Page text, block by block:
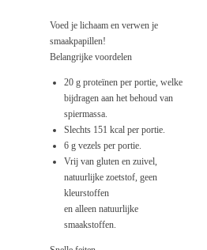
Voed je lichaam en verwen je
smaakpapillen!
Belangrijke voordelen
20 g proteïnen per portie, welke
bijdragen aan het behoud van
spiermassa.
Slechts 151 kcal per portie.
6 g vezels per portie.
Vrij van gluten en zuivel,
natuurlijke zoetstof, geen
kleurstoffen
en alleen natuurlijke
smaakstoffen.